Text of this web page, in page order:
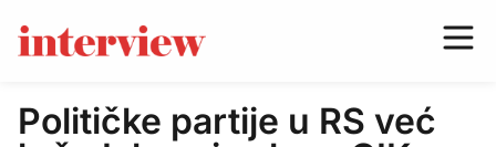
Političke partije u RS već